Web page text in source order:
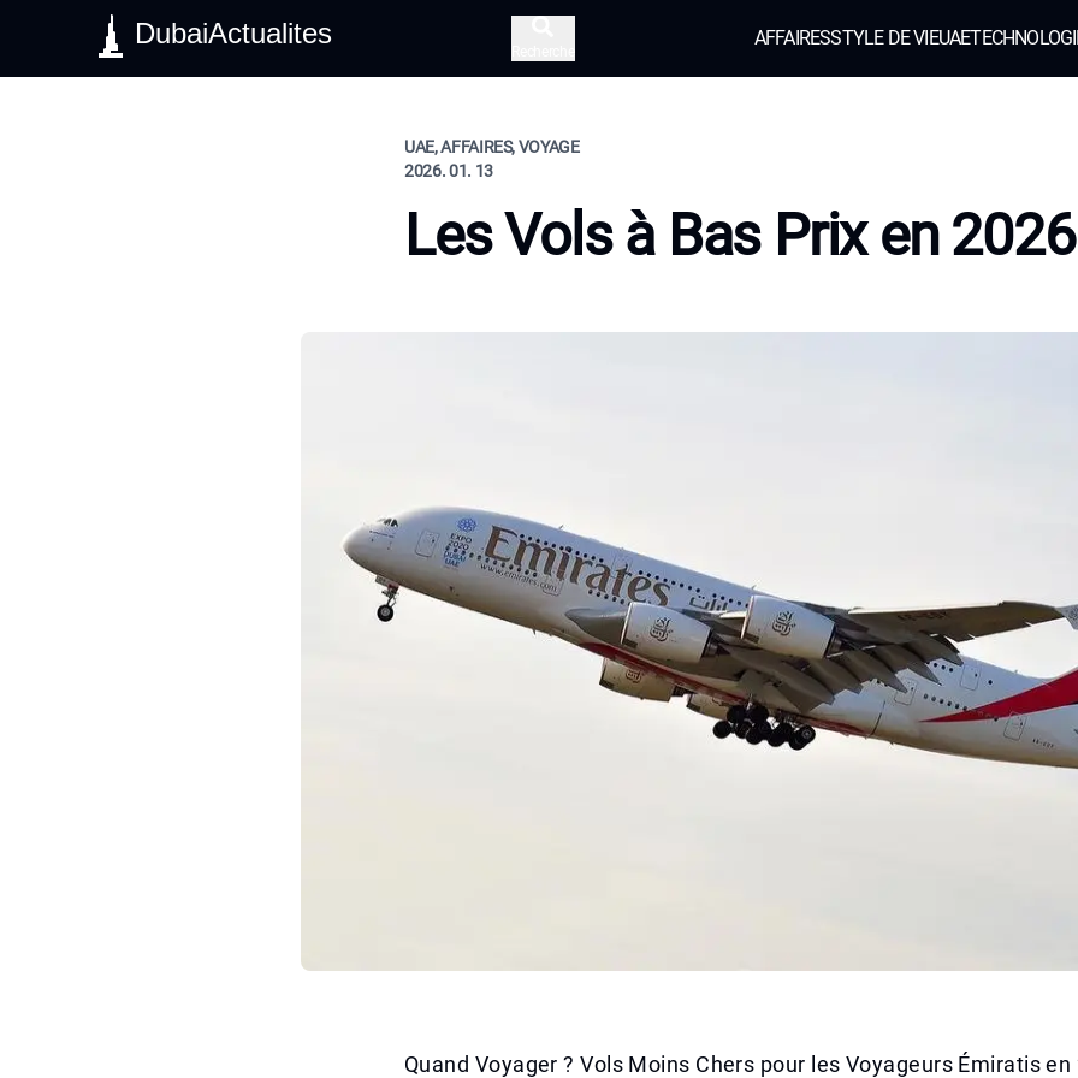
DubaiActualites AFFAIRESSTYLE DE VIEUAE
UAE, AFFAIRES, VOYAGE
2026. 01. 13
Les Vols à Bas Prix en 2026
Quand Voyager ? Vols Moins Chers pour les Voyageurs Émiratis en